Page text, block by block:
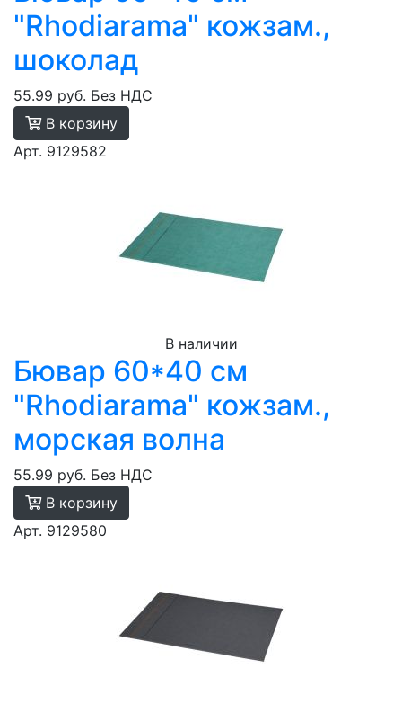
"Rhodiarama" кожзам.,
шоколад
55.99 руб. Без НДС
В корзину
Арт. 9129582
В наличии
Бювар 60*40 см
"Rhodiarama" кожзам.,
морская волна
55.99 руб. Без НДС
В корзину
Арт. 9129580